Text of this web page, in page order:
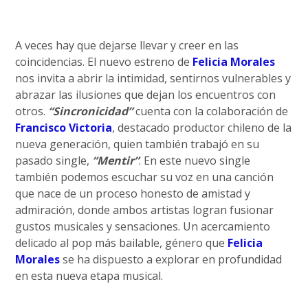
A veces hay que dejarse llevar y creer en las
coincidencias. El nuevo estreno de Felicia Morales
nos invita a abrir la intimidad, sentirnos vulnerables y
abrazar las ilusiones que dejan los encuentros con
otros. “Sincronicidad”cuenta con la colaboración de
Francisco Victoria, destacado productor chileno de la
nueva generación, quien también trabajó en su
pasado single, “Mentir”. En este nuevo single
también podemos escuchar su voz en una canción
que nace de un proceso honesto de amistad y
admiración, donde ambos artistas logran fusionar
gustos musicales y sensaciones. Un acercamiento
delicado al pop más bailable, género que Felicia
Moralesse ha dispuesto a explorar en profundidad
en esta nueva etapa musical.